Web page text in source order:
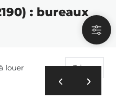
: bureaux
louer Trier